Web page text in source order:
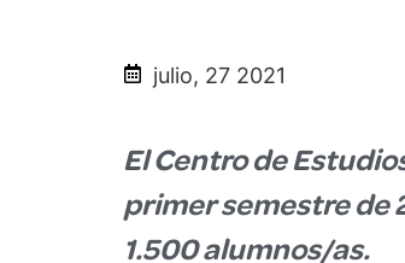
julio, 27 2021
El Centro de
primer semestre de
1.500 alumnos/as.